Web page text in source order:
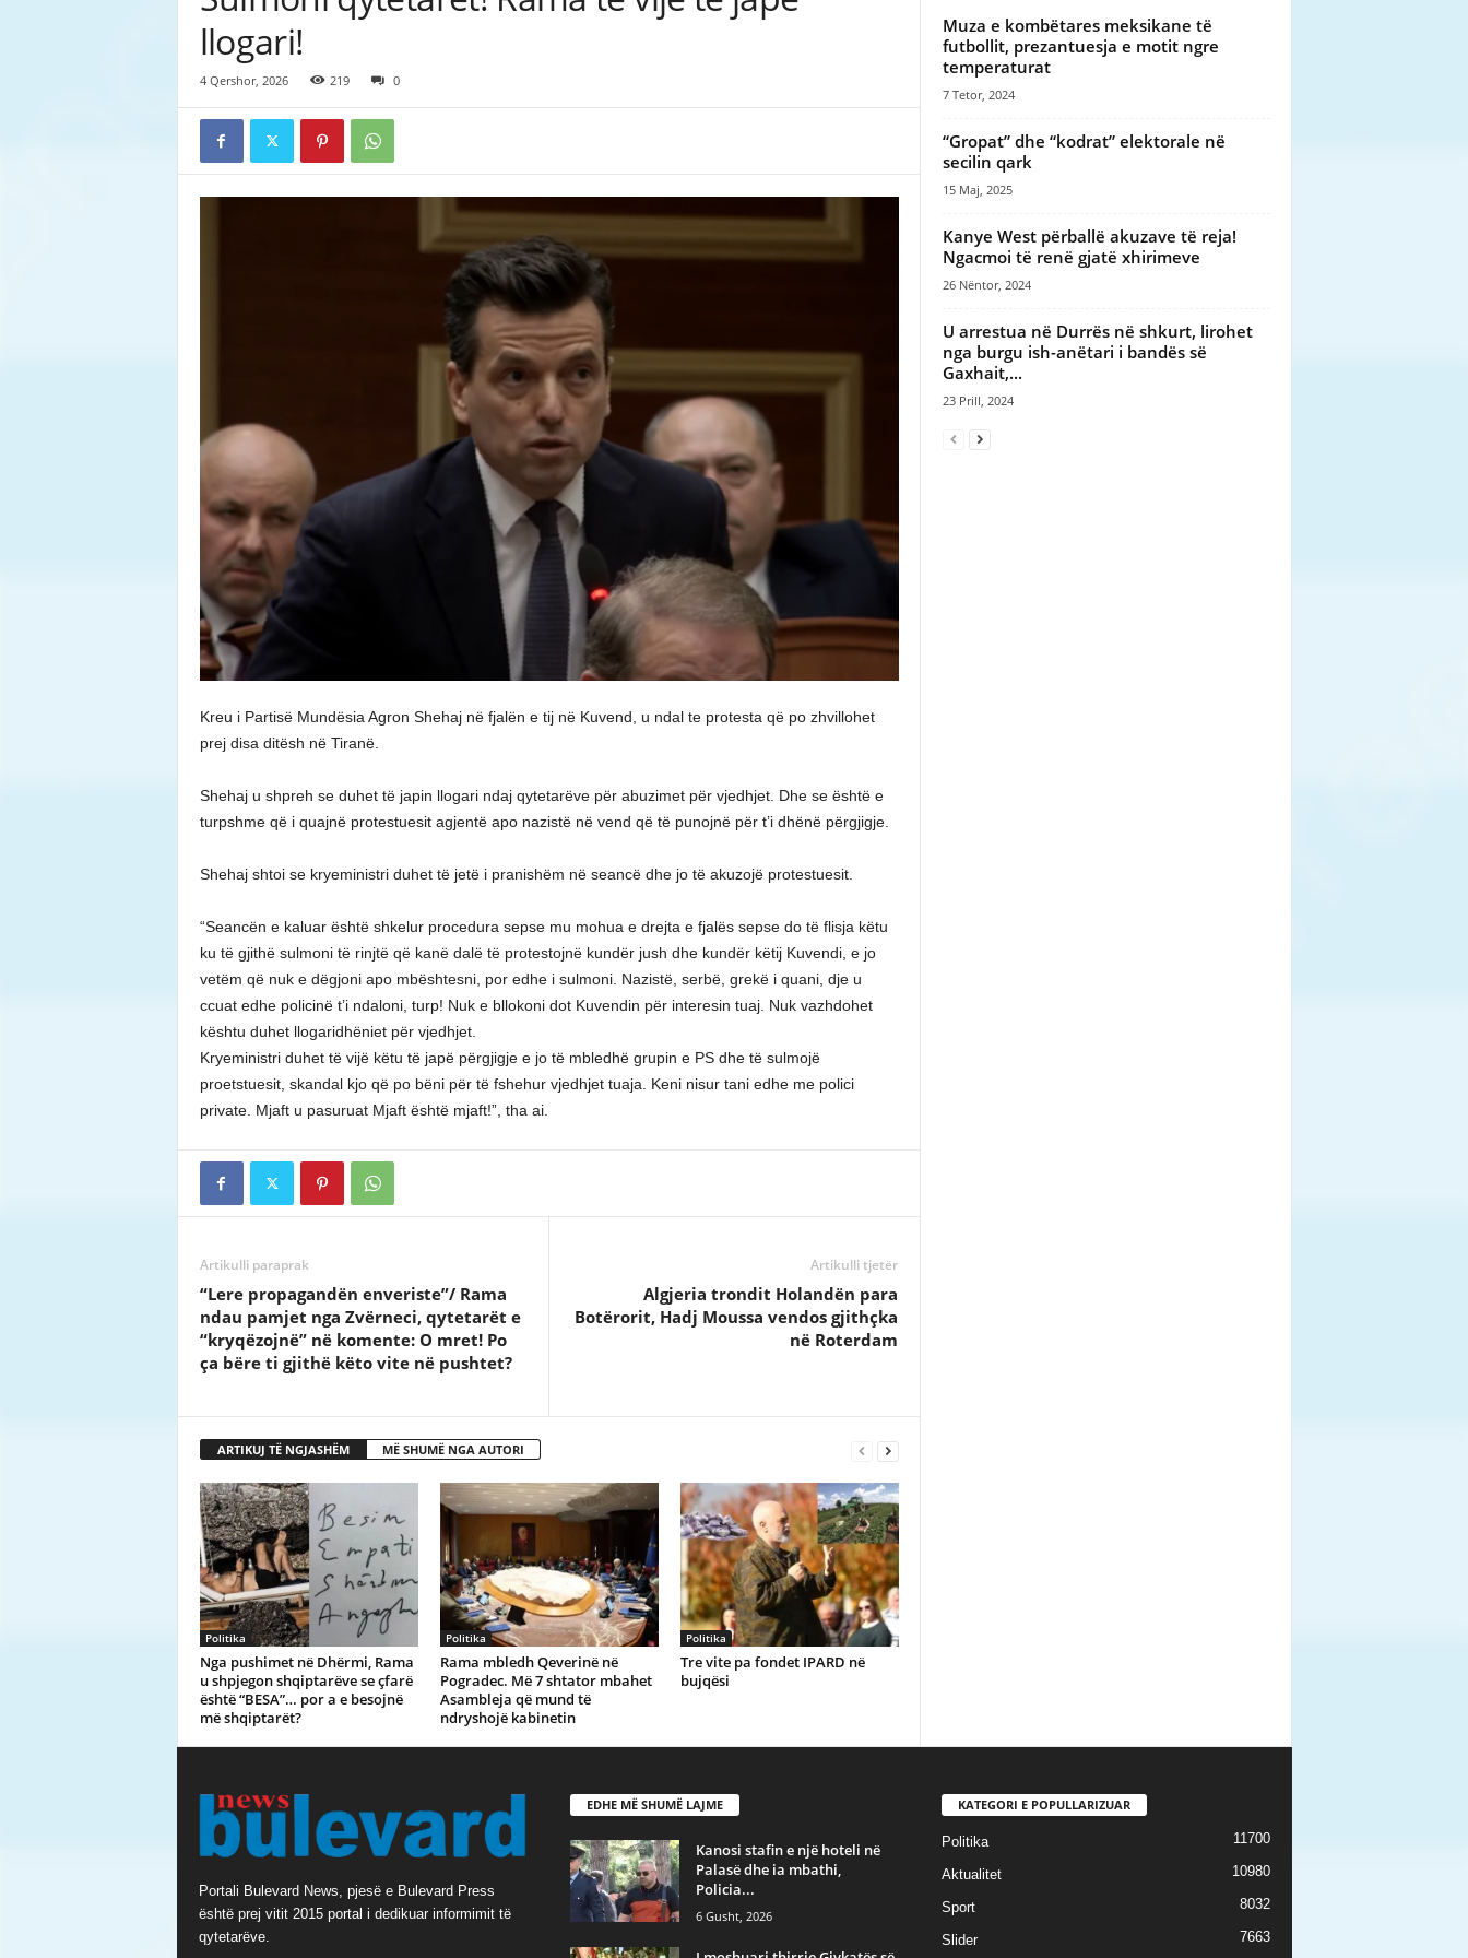
llogari!
4 Qershor, 2026 219 0
Kreu i Partisë Mundësia Agron Shehaj në fjalën e tij në Kuvend, u ndal te protesta që po zhvillohet
prej disa ditësh në Tiranë.
Shehaj u shpreh se duhet të japin llogari ndaj qytetarëve për abuzimet për vjedhjet. Dhe se është e
turpshme që i quajnë protestuesit agjentë apo nazistë në vend që të punojnë për t’i dhënë përgjigje.
Shehaj shtoi se kryeministri duhet të jetë i pranishëm në seancë dhe jo të akuzojë protestuesit.
“Seancën e kaluar është shkelur procedura sepse mu mohua e drejta e fjalës sepse do të flisja këtu
ku të gjithë sulmoni të rinjtë që kanë dalë të protestojnë kundër jush dhe kundër këtij Kuvendi, e jo
vetëm që nuk e dëgjoni apo mbështesni, por edhe i sulmoni. Nazistë, serbë, grekë i quani, dje u
ccuat edhe policinë t’i ndaloni, turp! Nuk e bllokoni dot Kuvendin për interesin tuaj. Nuk vazhdohet
kështu duhet llogaridhëniet për vjedhjet.
Kryeministri duhet të vijë këtu të japë përgjigje e jo të mbledhë grupin e PS dhe të sulmojë
proetstuesit, skandal kjo që po bëni për të fshehur vjedhjet tuaja. Keni nisur tani edhe me polici
private. Mjaft u pasuruat Mjaft është mjaft!”, tha ai.
Artikulli paraprak
“Lere propagandën enveriste”/ Rama
ndau pamjet nga Zvërneci, qytetarët e
“kryqëzojnë” në komente: O mret! Po
ça bëre ti gjithë këto vite në pushtet?
Artikulli tjetër
Algjeria trondit Holandën para
Botërorit, Hadj Moussa vendos gjithçka
në Roterdam
ARTIKUJ TË NGJASHËM MË SHUMË NGA AUTORI
Politika
Nga pushimet në Dhërmi, Rama
u shpjegon shqiptarëve se çfarë
është “BESA”… por a e besojnë
më shqiptarët?
Politika
Rama mbledh Qeverinë në
Pogradec. Më 7 shtator mbahet
Asambleja që mund të
ndryshojë kabinetin
Politika
Tre vite pa fondet IPARD në
bujqësi
Muza e kombëtares meksikane të
futbollit, prezantuesja e motit ngre
temperaturat
7 Tetor, 2024
“Gropat” dhe “kodrat” elektorale në
secilin qark
15 Maj, 2025
Kanye West përballë akuzave të reja!
Ngacmoi të renë gjatë xhirimeve
26 Nëntor, 2024
U arrestua në Durrës në shkurt, lirohet
nga burgu ish-anëtari i bandës së
Gaxhait,...
23 Prill, 2024
Portali Bulevard News, pjesë e Bulevard Press
është prej vitit 2015 portal i dedikuar informimit të
qytetarëve.
EDHE MË SHUMË LAJME
Kanosi stafin e një hoteli në
Palasë dhe ia mbathi,
Policia...
6 Gusht, 2026
KATEGORI E POPULLARIZUAR
Politika 11700
Aktualitet 10980
Sport 8032
Slider 7663